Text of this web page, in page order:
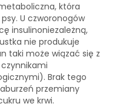
która
U czworonogów
insulinoniezależną,
nie produkuje
taki może wiązać się z
Brak tego
przemiany
we krwi.